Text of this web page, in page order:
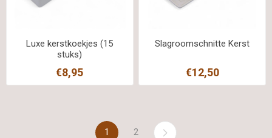
Luxe kerstkoekjes (15
stuks)
€8,95
Slagroomschnitte Kerst
€12,50
1 2